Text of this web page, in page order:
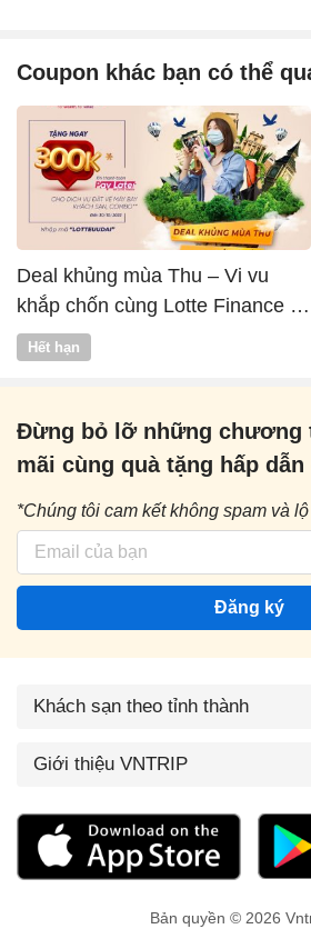
Coupon khác bạn có thể
Deal khủng mùa Thu – Vi vu
khắp chốn cùng Lotte Finance x
Vntrip
Hết hạn
Đừng bỏ lỡ những chương
mãi cùng quà tặng hấp
*Chúng tôi cam kết không spam và
Đăng ký
Khách sạn theo tỉnh thành
Giới thiệu VNTRIP
Bản quyền © 2026